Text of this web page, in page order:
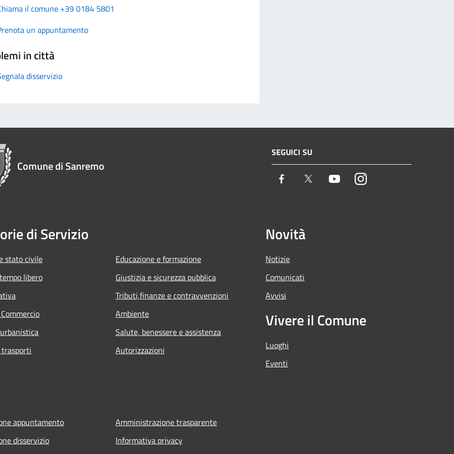
il comune +39 0184 5801
un appuntamento
in città
disservizio
Comune di Sanremo
SEGUICI SU
Facebook Twitter YoutubeInstagram
di Servizio
stato civile
libero
Educazione e formazione
Giustizia e sicurezza pubblica
Tributi,finanze e contravvenzioni
Ambiente
Salute, benessere e assistenza
Autorizzazioni
Novità
Notizie
Comunicati
Avvisi
Vivere il Comune
Luoghi
Eventi
appuntamento
disservizio
Amministrazione trasparente
Informativa privacy